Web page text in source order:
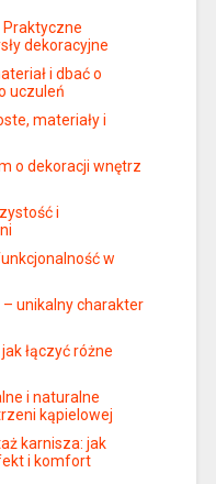
Praktyczne
dekoracyjne
i dbać o
uczuleń
materiały i
o dekoracji wnętrz
i
w
unikalny charakter
łączyć różne
i naturalne
kąpielowej
karnisza: jak
i komfort